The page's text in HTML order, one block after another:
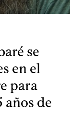
se
en el
para
años de